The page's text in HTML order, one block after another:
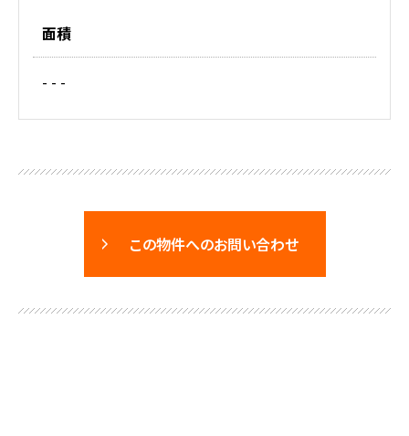
面積
- - -
この物件へのお問い合わせ